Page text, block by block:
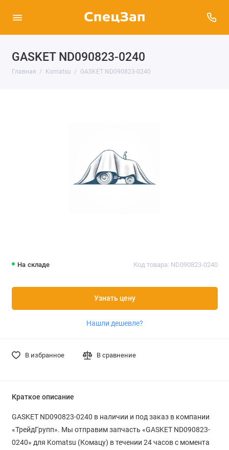
GASKET ND090823-0240
Главная Komatsu GASKET ND090823-0240
На складе Код товара: ND090823-0240
Узнать цену
Нашли дешевле?
В избранное В сравнение
Краткое описание
GASKET ND090823-0240 в наличии и под заказ в компании
«ТрейдГрупп». Мы отправим запчасть «GASKET ND090823-
0240» для Komatsu (Комацу) в течении 24 часов с момента